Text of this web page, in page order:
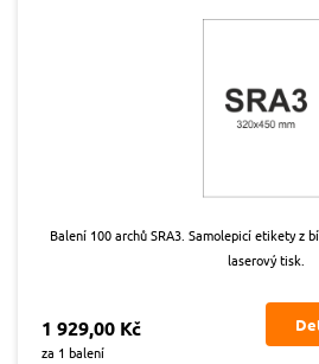
Balení 100 archů SRA3. Samolepicí etikety z
laserový tisk.
1 929,00 Kč
za 1 balení